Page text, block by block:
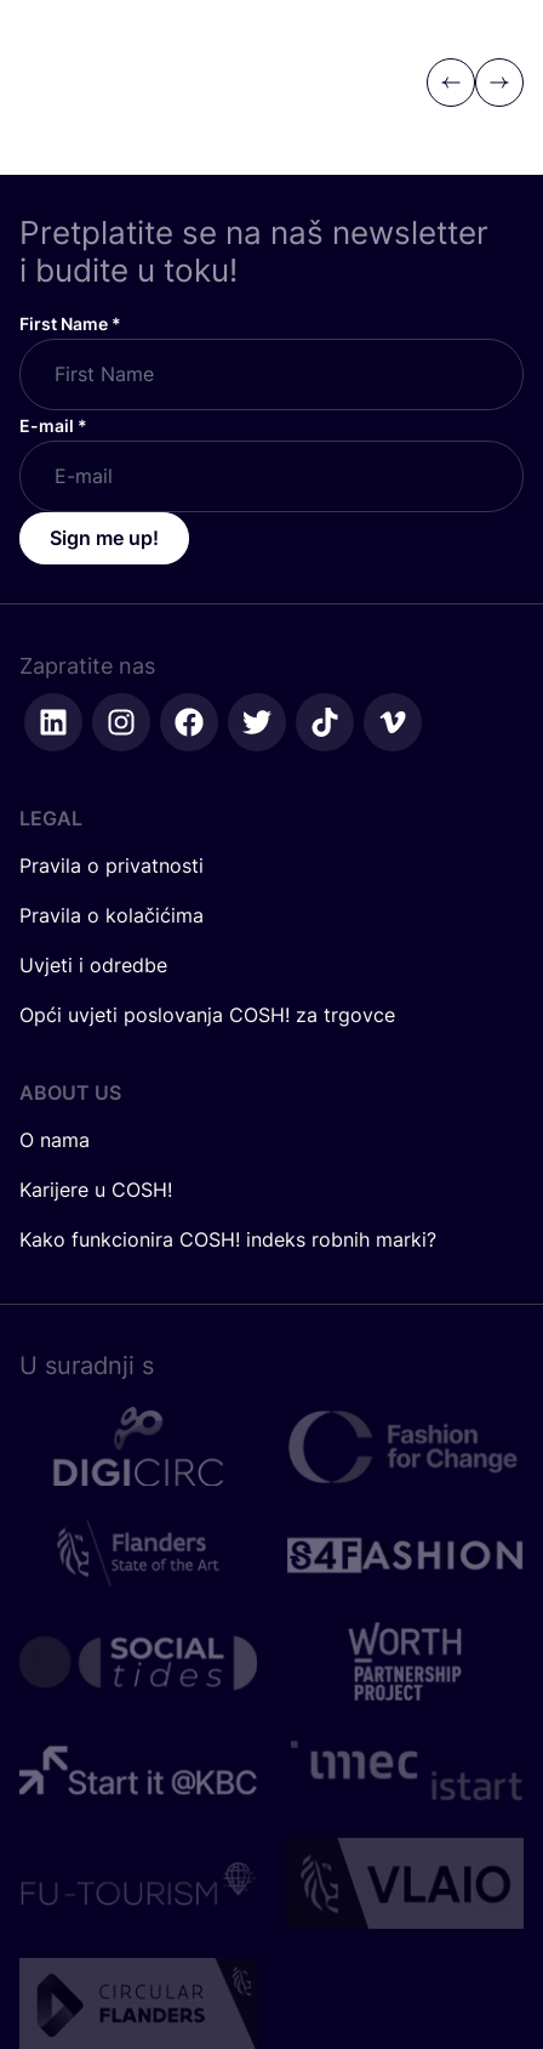
Previous
Next
Pretplatite se na naš newsletter
i budite u toku!
First Name *
E-mail *
Sign me up!
Zapratite nas
LEGAL
Pravila o privatnosti
Pravila o kolačićima
Uvjeti i odredbe
Opći uvjeti poslovanja COSH! za trgovce
ABOUT US
O nama
Karijere u COSH!
Kako funkcionira COSH! indeks robnih marki?
U surad­nji s